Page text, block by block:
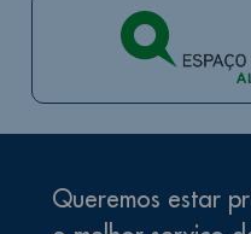
Queremos estar